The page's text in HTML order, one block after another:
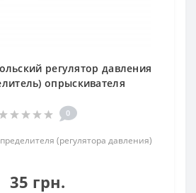
регулятор давления
опрыскивателя
0
(регулятора давления)
35 грн.